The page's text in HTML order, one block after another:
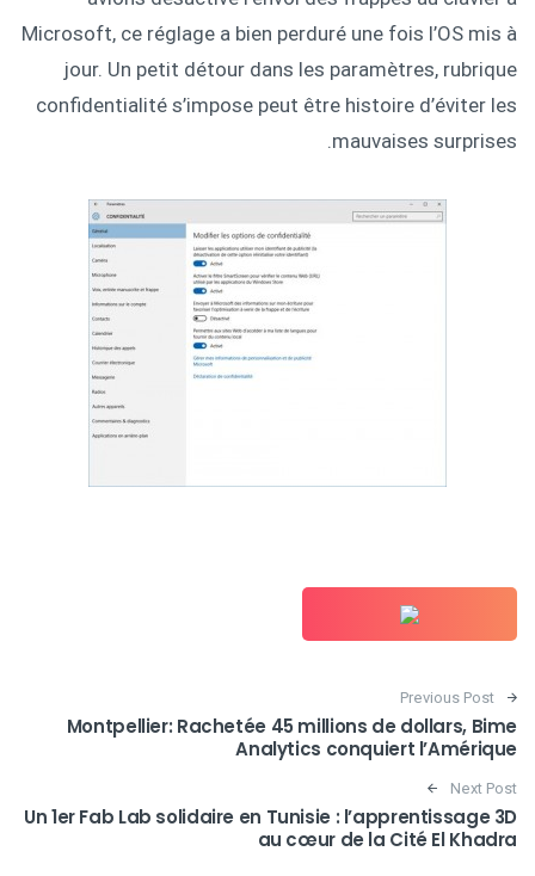
Microsoft, ce réglage a bien perduré une fois l’OS mis à
jour. Un petit détour dans les paramètres, rubrique
confidentialité s’impose peut être histoire d’éviter les
mauvaises surprises.
Post navigation
Previous Post
Montpellier: Rachetée 45 millions de dollars, Bime
Analytics conquiert l’Amérique
Next Post
Un 1er Fab Lab solidaire en Tunisie : l’apprentissage 3D
au cœur de la Cité El Khadra